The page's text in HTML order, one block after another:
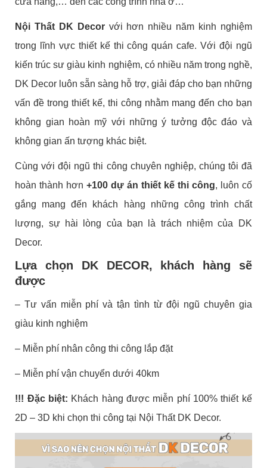
Nội Thất DK Decorvới hơn nhiều năm kinh nghiệm
trong lĩnh vực thiết kế thi công quán cafe. Với đội ngũ
kiến trúc sư giàu kinh nghiệm, có nhiều năm trong nghề,
DK Decor luôn sẵn sàng hỗ trợ, giải đáp cho bạn những
vấn đề trong thiết kế, thi công nhằm mang đến cho bạn
không gian hoàn mỹ với những ý tưởng độc đáo và
không gian ấn tượng khác biệt.
Cùng với đội ngũ thi công chuyên nghiệp, chúng tôi đã
hoàn thành hơn+100 dự án thiết kế thi công, luôn cố
gắng mang đến khách hàng những công trình chất
lượng, sự hài lòng của bạn là trách nhiệm của DK
Decor.
Lựa chọn DK DECOR, khách hàng sẽ
được
– Tư vấn miễn phí và tận tình từ đội ngũ chuyên gia
giàu kinh nghiệm
– Miễn phí nhân công thi công lắp đặt
– Miễn phí vận chuyển dưới 40km
!!! Đặc biệt: Khách hàng được miễn phí 100% thiết kế
2D – 3D khi chọn thi công tại Nội Thất DK Decor.